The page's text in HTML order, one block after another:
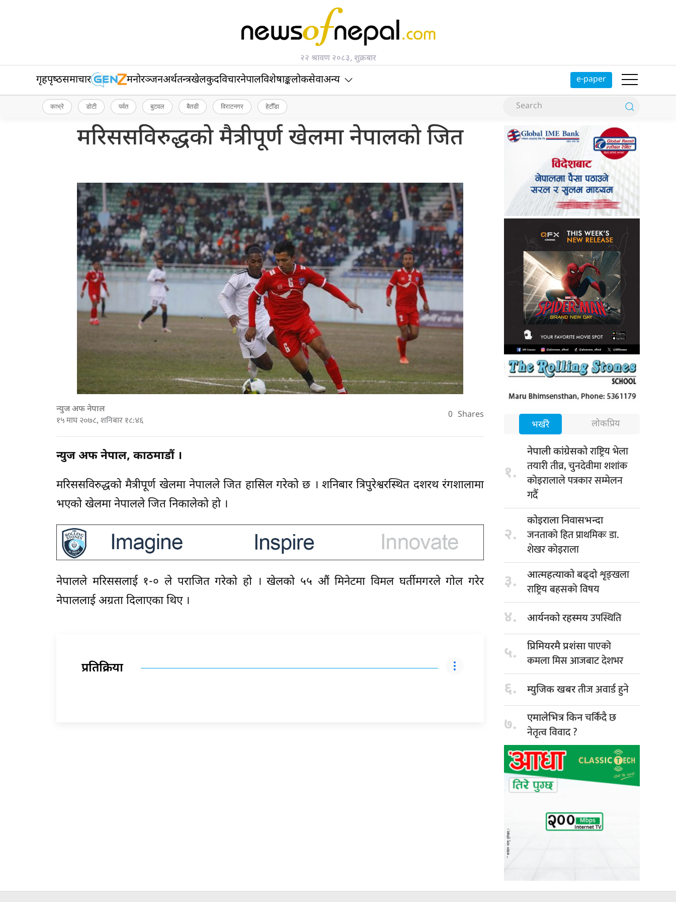
२२ श्रावण २०८३, शुक्रबार
गृहपृष्‍ठसमाचार मनोरञ्जनअर्थतन्त्रखेलकुदविचारनेपालविशेषाङ्कलोकसेवाअन्य e-paper
काभ्रे डोटी पर्वत बुटवल बैतडी विराटनगर हेटौँडा
मरिससविरुद्धको मैत्रीपूर्ण खेलमा नेपालको जित
न्युज अफ नेपाल
१५ माघ २०७८, शनिबार १८:४६ 0 Shares
न्युज अफ नेपाल, काठमाडौं ।
मरिससविरुद्धको मैत्रीपूर्ण खेलमा नेपालले जित हासिल गरेको छ । शनिबार त्रिपुरेश्वरस्थित दशरथ रंगशालामा
भएको खेलमा नेपालले जित निकालेको हो ।
नेपालले मरिससलाई १-० ले पराजित गरेको हो । खेलको ५५ औं मिनेटमा विमल घर्तीमगरले गोल गरेर
नेपाललाई अग्रता दिलाएका थिए ।
प्रतिक्रिया
भर्खरै लोकप्रिय
१.
नेपाली कांग्रेसकोराष्ट्रिय भेला
तयारी तीव्र, चुनदेवीमा शशांक
कोइरालाले पत्रकार सम्मेलन
गदैँ
२.
कोइराला निवासभन्दा
जनताको हित प्राथमिकः डा.
शेखर कोइराला
३. आत्महत्याको बढ्दोशृङ्खला
राष्ट्रिय बहसको विषय
४. आर्यनको रहस्मयउपस्थिति
५. प्रिमियरमै प्रशंसापाएको
कमला मिस आजबाट देशभर
६. म्युजिक खबरतीज अवार्ड हुने
७. एमालेभित्र किनचर्किंदै छ
नेतृत्व विवाद ?